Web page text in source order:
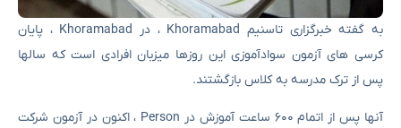
به گفته خبرگزاری تاسنیم Khoramabad ، در Khoramabad ، پایان
کرسی های آزمون سوادآموزی این روزها میزبان افرادی است که سالها
پس از ترک مدرسه به کلاس بازگشتند.
آنها پس از اتمام ۶۰۰ ساعت آموزش در Person ، اکنون در آزمون شرکت